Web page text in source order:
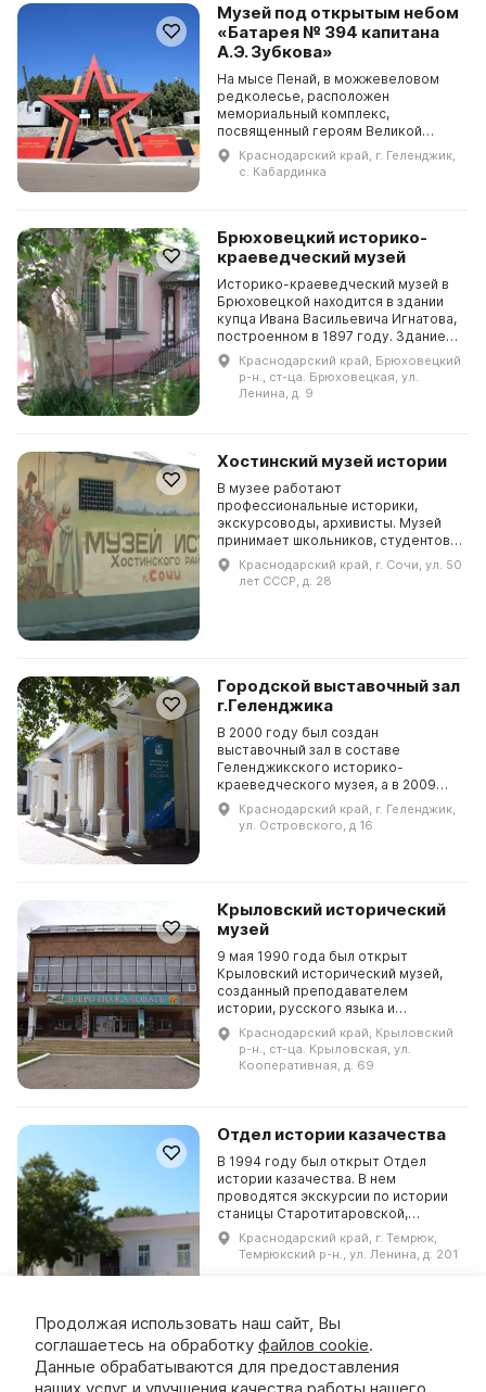
Музей под открытым небом
«Батарея № 394 капитана
А.Э. Зубкова»
На мысе Пенай, в можжевеловом
редколесье, расположен
мемориальный комплекс,
посвященный героям Великой
Отечественной войны, защитникам
Цемесской бухты и порта
Новороссийск. Стационарная
Краснодарский край, г. Геленджик,
с. Кабардинка
Брюховецкий историко-
краеведческий музей
Историко-краеведческий музей в
Брюховецкой находится в здании
купца Ивана Васильевича Игнатова,
построенном в 1897 году. Здание
изменяло свое назначение
несколько раз и с 1994 года было
присвоено стат...
Краснодарский край, Брюховецкий
р-н., ст-ца. Брюховецкая, ул.
Ленина, д. 9
Хостинский музей истории
В музее работают
профессиональные историки,
экскурсоводы, архивисты. Музей
принимает школьников, студентов,
представителей туристической
индустрии. В музее проводятся
различные мероприятия, такие как
Краснодарский край, г. Сочи, ул. 50
лет СССР, д. 28
Городской выставочный зал
г.Геленджика
В 2000 году был создан
выставочный зал в составе
Геленджикского историко-
краеведческого музея, а в 2009
году стало отдельным
муниципальным автономным
учреждением «Городской
Краснодарский край, г. Геленджик,
ул. Островского, д 16
Крыловский исторический
музей
9 мая 1990 года был открыт
Крыловский исторический музей,
созданный преподавателем
истории, русского языка и
литературы Крыловской средней
школы № 2 Верой Антоновной
Жосан. Она автор книги «Очерки
Краснодарский край, Крыловский
р-н., ст-ца. Крыловская, ул.
Кооперативная, д. 69
Отдел истории казачества
В 1994 году был открыт Отдел
истории казачества. В нем
проводятся экскурсии по истории
станицы Старотитаровской,
основанной в 1794 году, и
казачьему быту. Завершается
экскурсия на казачьем подворье с
Краснодарский край, г. Темрюк,
Темрюкский р-н., ул. Ленина, д. 201
Курганинский исторический
музей
Продолжая использовать наш сайт, Вы
соглашаетесь на обработку файлов cookie.
Данные обрабатываются для предоставления